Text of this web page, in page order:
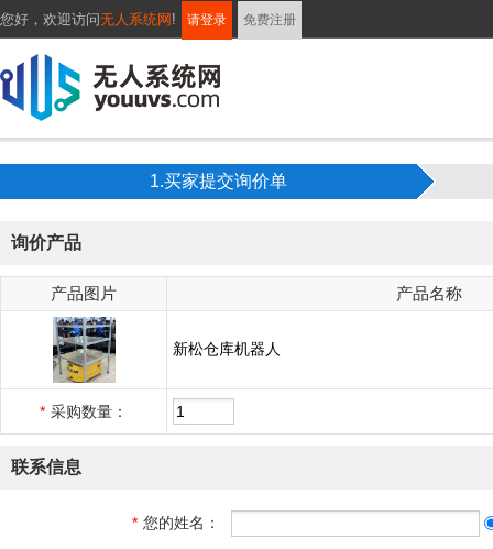
您好， 欢迎访问无人系统网 ! 请登录 免费注册
1.买家提交询价单
询价产品
产品图片 产品名称
新松仓库机器人
* 采购数量：
联系信息
* 您的姓名：